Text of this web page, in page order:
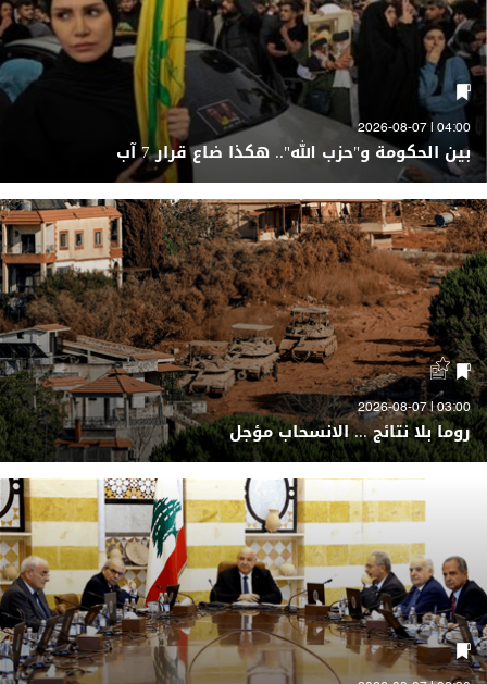
04:00 | 2026-08-07
بين الحكومة و"حزب الله".. هكذا ضاع قرار 7 آب
03:00 | 2026-08-07
روما بلا نتائج ... الانسحاب مؤجل